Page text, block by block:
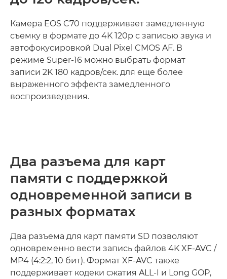
Камера EOS C70 поддерживает замедленную
съемку в формате до 4K 120p с записью звука и
автофокусировкой Dual Pixel CMOS AF. В
режиме Super-16 можно выбрать формат
записи 2K 180 кадров/сек. для еще более
выраженного эффекта замедленного
воспроизведения.
Два разъема для карт
памяти с поддержкой
одновременной записи в
разных форматах
Два разъема для карт памяти SD позволяют
одновременно вести запись файлов 4K XF-AVC /
MP4 (4:2:2, 10 бит). Формат XF-AVC также
поддерживает кодеки сжатия ALL-I и Long GOP,